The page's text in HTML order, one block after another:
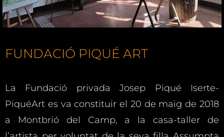
FUNDACIÓ PIQUÉ ART
La Fundació privada Josep Piqué Iserte-
PiquéArt es va constituir el 20 de maig de 2018
a Montbrió del Camp, a la casa-taller de